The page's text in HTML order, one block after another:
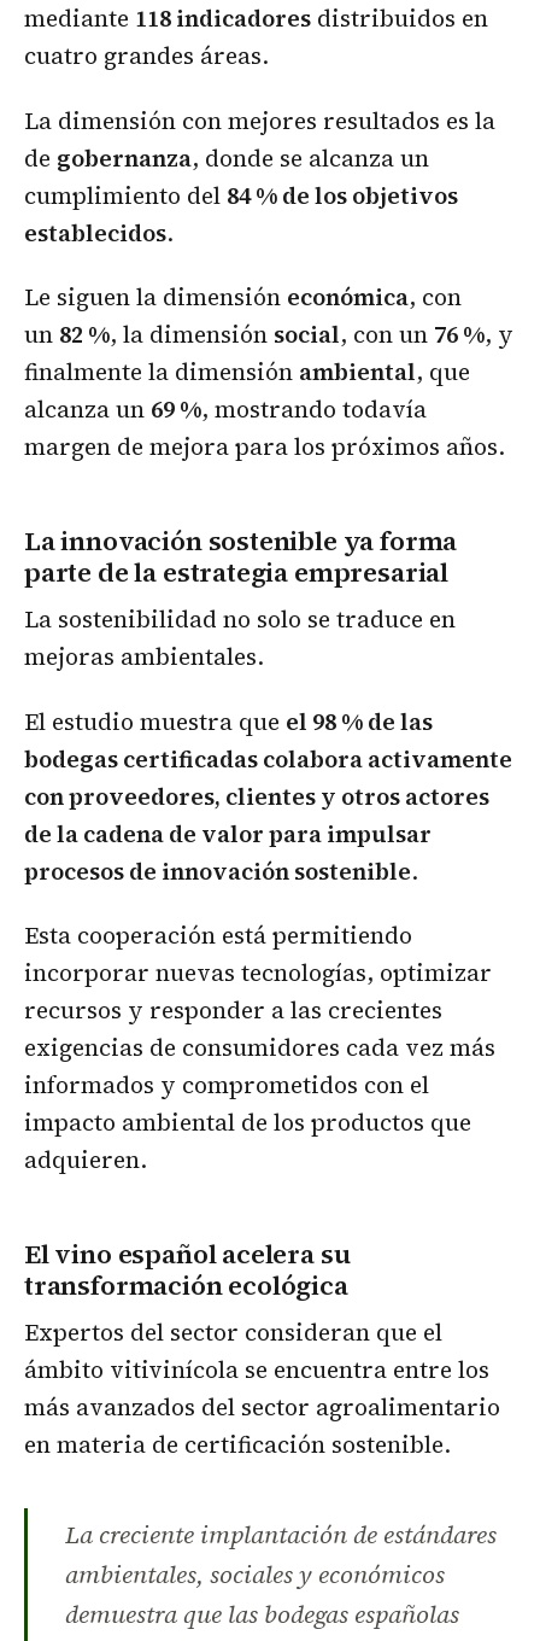
mediante 118 indicadores distribuidos en
cuatro grandes áreas.
La dimensión con mejores resultados es la
de gobernanza, donde se alcanza un
cumplimiento del 84 % de los objetivos
establecidos.
Le siguen la dimensión económica, con
un 82 %, la dimensión social, con un 76 %, y
finalmente la dimensión ambiental, que
alcanza un 69 %, mostrando todavía
margen de mejora para los próximos años.
La innovación sostenible ya forma
parte de la estrategia empresarial
La sostenibilidad no solo se traduce en
mejoras ambientales.
El estudio muestra que el 98 % de las
bodegas certificadas colabora activamente
con proveedores, clientes y otros actores
de la cadena de valor para impulsar
procesos de innovación sostenible.
Esta cooperación está permitiendo
incorporar nuevas tecnologías, optimizar
recursos y responder a las crecientes
exigencias de consumidores cada vez más
informados y comprometidos con el
impacto ambiental de los productos que
adquieren.
El vino español acelera su
transformación ecológica
Expertos del sector consideran que el
ámbito vitivinícola se encuentra entre los
más avanzados del sector agroalimentario
en materia de certificación sostenible.
La creciente implantación de estándares
ambientales, sociales y económicos
demuestra que las bodegas españolas